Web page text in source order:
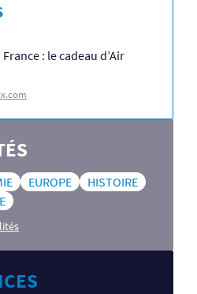
: le cadeau d’Air
EUROPE
HISTOIRE